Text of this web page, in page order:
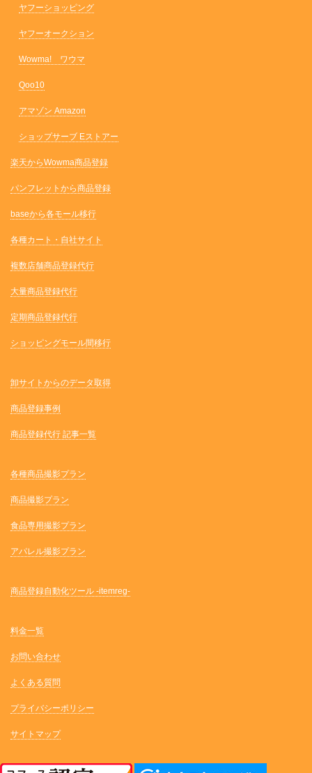
ヤフーショッピング
ヤフーオークション
Wowma! ワウマ
Qoo10
アマゾン Amazon
ショップサーブ Eストアー
楽天からWowma商品登録
パンフレットから商品登録
baseから各モール移行
各種カート・自社サイト
複数店舗商品登録代行
大量商品登録代行
定期商品登録代行
ショッピングモール間移行
卸サイトからのデータ取得
商品登録事例
商品登録代行 記事一覧
各種商品撮影プラン
商品撮影プラン
食品専用撮影プラン
アパレル撮影プラン
商品登録自動化ツール -itemreg-
料金一覧
お問い合わせ
よくある質問
プライバシーポリシー
サイトマップ